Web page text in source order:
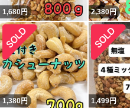
1,680円 2,380円
1,380円 1,499円